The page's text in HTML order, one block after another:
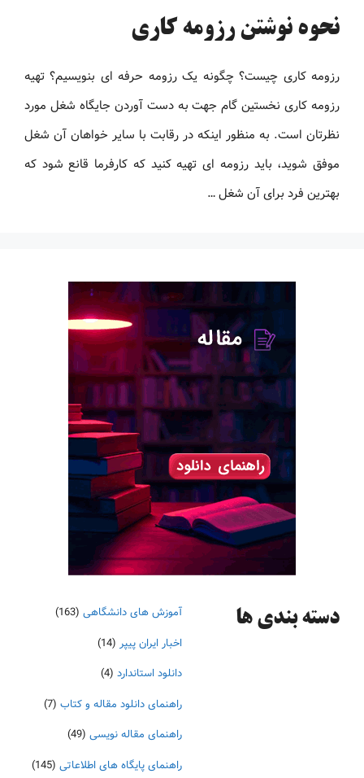
نحوه نوشتن رزومه کاری
رزومه کاری چیست؟ چگونه یک رزومه حرفه ای بنویسیم؟ تهیه
رزومه کاری نخستین گام جهت به دست آوردن جایگاه شغل مورد
نظرتان است. به منظور اینکه در رقابت با سایر خواهان آن شغل
موفق شوید، باید رزومه ‌ای تهیه کنید که کارفرما قانع شود که
بهترین فرد برای آن شغل …
دسته‌ بندی ها آموزش های دانشگاهی (163)
اخبار ایران پیپر (14)
دانلود استاندارد (4)
راهنمای دانلود مقاله و کتاب (7)
راهنمای مقاله نویسی (49)
راهنمای پایگاه های اطلاعاتی (145)